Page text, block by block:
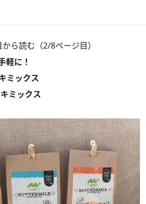
ら読む（2/8ページ目）
軽に！
ミックス
ミックス